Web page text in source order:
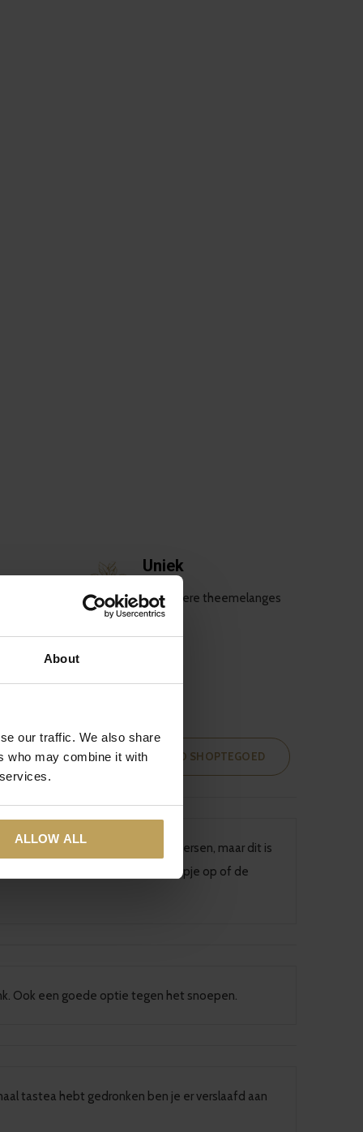
About
our traffic. We also share
who may combine it with
ALLOW ALL
Uniek
Bijzondere theemelanges
EN MAAK KANS OP 100 EURO SHOPTEGOED
dat een zoete smaak zou overheersen, maar dit is
de bank te hangen met een filmpje op of de
Ook een goede optie tegen het snoepen.
tastea hebt gedronken ben je er verslaafd aan